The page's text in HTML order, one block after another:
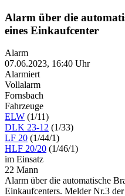
Alarm über die
eines Einkaufcenter
Alarm
07.06.2023, 16:40 Uhr
Alarmiert
Vollalarm
Fornsbach
Fahrzeuge
ELW (1/11)
DLK 23-12 (1/33)
LF 20 (1/44/1)
HLF 20/20 (1/46/1)
im Einsatz
22 Mann
Alarm über die automatische
Einkaufcenters. Melder Nr.3